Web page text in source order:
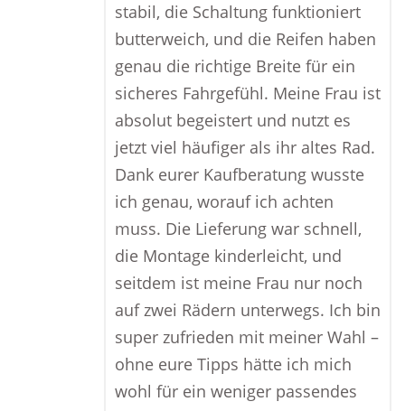
stabil, die Schaltung funktioniert
butterweich, und die Reifen haben
genau die richtige Breite für ein
sicheres Fahrgefühl. Meine Frau ist
absolut begeistert und nutzt es
jetzt viel häufiger als ihr altes Rad.
Dank eurer Kaufberatung wusste
ich genau, worauf ich achten
muss. Die Lieferung war schnell,
die Montage kinderleicht, und
seitdem ist meine Frau nur noch
auf zwei Rädern unterwegs. Ich bin
super zufrieden mit meiner Wahl –
ohne eure Tipps hätte ich mich
wohl für ein weniger passendes